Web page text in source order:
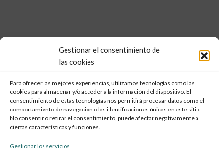
Gestionar el consentimiento de
las cookies
Para ofrecer las mejores experiencias, utilizamos tecnologías como las
cookies para almacenar y/o acceder a la información del dispositivo. El
consentimiento de estas tecnologías nos permitirá procesar datos como el
comportamiento de navegación o las identificaciones únicas en este sitio.
No consentir o retirar el consentimiento, puede afectar negativamente a
ciertas características y funciones.
Gestionar los servicios